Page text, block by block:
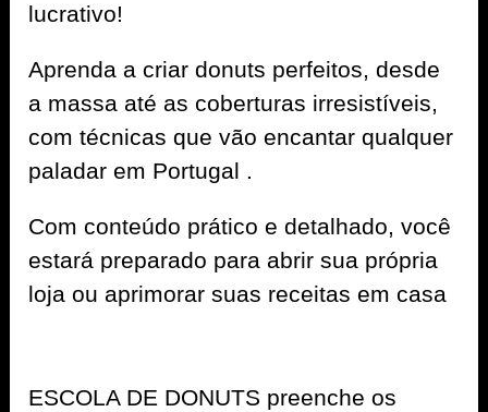
lucrativo!
Aprenda a criar donuts perfeitos, desde
a massa até as coberturas irresistíveis,
com técnicas que vão encantar qualquer
paladar em Portugal .
Com conteúdo prático e detalhado, você
estará preparado para abrir sua própria
loja ou aprimorar suas receitas em casa
ESCOLA DE DONUTS preenche os